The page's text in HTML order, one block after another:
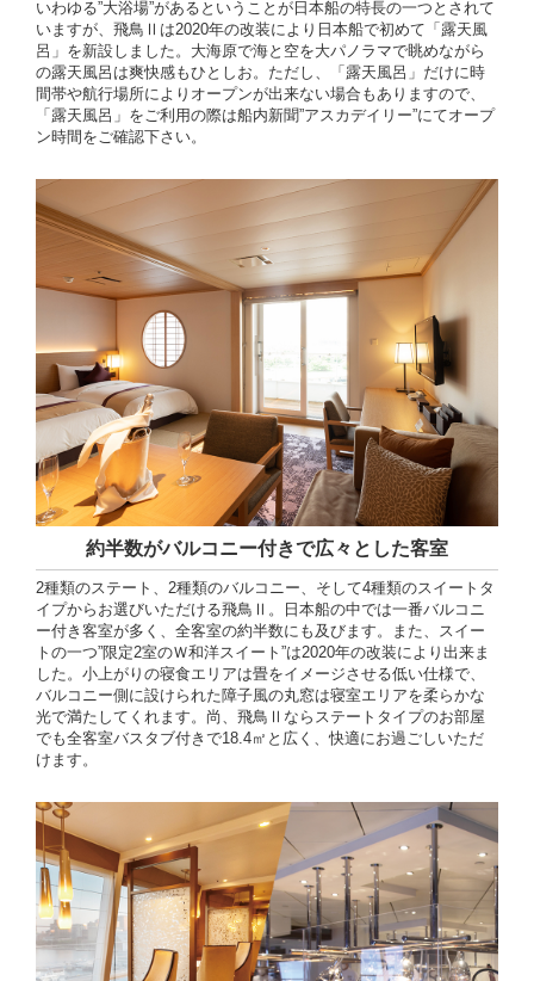
いわゆる”大浴場”があるということが日本船の特長の一つとされて
いますが、飛鳥Ⅱは2020年の改装により日本船で初めて「露天風
呂」を新設しました。大海原で海と空を大パノラマで眺めながら
の露天風呂は爽快感もひとしお。ただし、「露天風呂」だけに時
間帯や航行場所によりオープンが出来ない場合もありますので、
「露天風呂」をご利用の際は船内新聞”アスカデイリー”にてオープ
ン時間をご確認下さい。
約半数がバルコニー付きで広々とした客室
2種類のステート、2種類のバルコニー、そして4種類のスイートタ
イプからお選びいただける飛鳥Ⅱ。日本船の中では一番バルコニ
ー付き客室が多く、全客室の約半数にも及びます。また、スイー
トの一つ”限定2室のＷ和洋スイート”は2020年の改装により出来ま
した。小上がりの寝食エリアは畳をイメージさせる低い仕様で、
バルコニー側に設けられた障子風の丸窓は寝室エリアを柔らかな
光で満たしてくれます。尚、飛鳥Ⅱならステートタイプのお部屋
でも全客室バスタブ付きで18.4㎡と広く、快適にお過ごしいただ
けます。